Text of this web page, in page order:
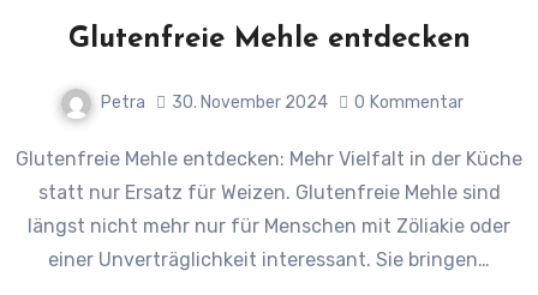
Glutenfreie Mehle entdecken
Petra 30. November 2024 0 Kommentar
Glutenfreie Mehle entdecken: Mehr Vielfalt in der Küche
statt nur Ersatz für Weizen. Glutenfreie Mehle sind
längst nicht mehr nur für Menschen mit Zöliakie oder
einer Unverträglichkeit interessant. Sie bringen…